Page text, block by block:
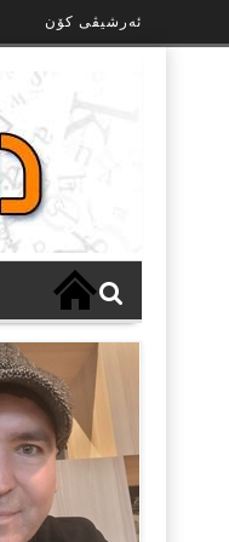
ئەرشیڤی کۆن